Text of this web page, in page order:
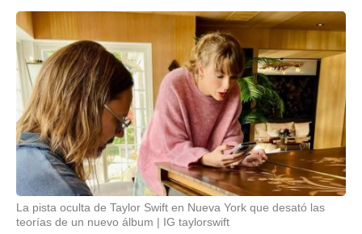
La pista oculta de Taylor Swift en Nueva York que desató las
teorías de un nuevo álbum
IG taylorswift